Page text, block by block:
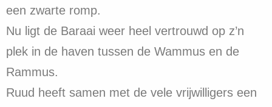
een zwarte romp.
Nu ligt de Baraai weer heel vertrouwd op z’n
plek in de haven tussen de Wammus en de
Rammus.
Ruud heeft samen met de vele vrijwilligers een